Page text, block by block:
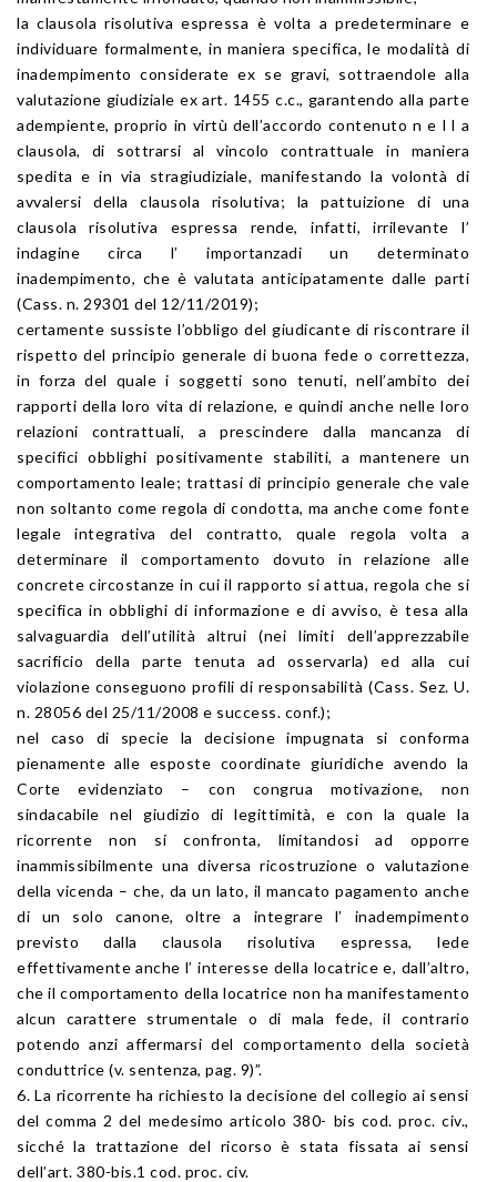
la clausola risolutiva espressa è volta a predeterminare e
individuare formalmente, in maniera specifica, le modalità di
inadempimento considerate ex se gravi, sottraendole alla
valutazione giudiziale ex art. 1455 c.c., garantendo alla parte
adempiente, proprio in virtù dell’accordo contenuto n e l l a
clausola, di sottrarsi al vincolo contrattuale in maniera
spedita e in via stragiudiziale, manifestando la volontà di
avvalersi della clausola risolutiva; la pattuizione di una
clausola risolutiva espressa rende, infatti, irrilevante l’
indagine circa l’ importanzadi un determinato
inadempimento, che è valutata anticipatamente dalle parti
(Cass. n. 29301 del 12/11/2019);
certamente sussiste l’obbligo del giudicante di riscontrare il
rispetto del principio generale di buona fede o correttezza,
in forza del quale i soggetti sono tenuti, nell’ambito dei
rapporti della loro vita di relazione, e quindi anche nelle loro
relazioni contrattuali, a prescindere dalla mancanza di
specifici obblighi positivamente stabiliti, a mantenere un
comportamento leale; trattasi di principio generale che vale
non soltanto come regola di condotta, ma anche come fonte
legale integrativa del contratto, quale regola volta a
determinare il comportamento dovuto in relazione alle
concrete circostanze in cui il rapporto si attua, regola che si
specifica in obblighi di informazione e di avviso, è tesa alla
salvaguardia dell’utilità altrui (nei limiti dell’apprezzabile
sacrificio della parte tenuta ad osservarla) ed alla cui
violazione conseguono profili di responsabilità (Cass. Sez. U.
n. 28056 del 25/11/2008 e success. conf.);
nel caso di specie la decisione impugnata si conforma
pienamente alle esposte coordinate giuridiche avendo la
Corte evidenziato – con congrua motivazione, non
sindacabile nel giudizio di legittimità, e con la quale la
ricorrente non si confronta, limitandosi ad opporre
inammissibilmente una diversa ricostruzione o valutazione
della vicenda – che, da un lato, il mancato pagamento anche
di un solo canone, oltre a integrare l’ inadempimento
previsto dalla clausola risolutiva espressa, lede
effettivamente anche l’ interesse della locatrice e, dall’altro,
che il comportamento della locatrice non ha manifestamento
alcun carattere strumentale o di mala fede, il contrario
potendo anzi affermarsi del comportamento della società
conduttrice (v. sentenza, pag. 9)”.
6. La ricorrente ha richiesto la decisione del collegio ai sensi
del comma 2 del medesimo articolo 380- bis cod. proc. civ.,
sicché la trattazione del ricorso è stata fissata ai sensi
dell’art. 380-bis.1 cod. proc. civ.